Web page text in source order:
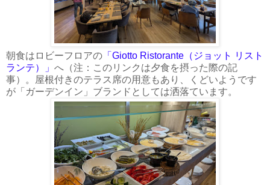
朝食はロビーフロアの 「Giotto Ristorante（ジョット リスト
ランテ）」 へ（注：このリンクは夕食を摂った際の記
事）。屋根付きのテラス席の用意もあり、くどいようです
が「ガーデンイン」ブランドとしては洒落ています。